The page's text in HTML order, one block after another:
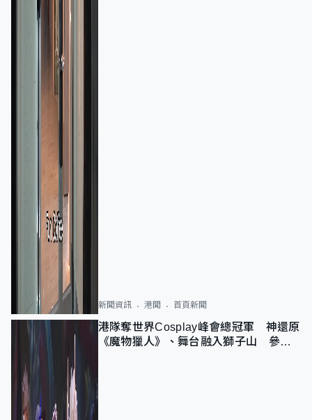
新聞資訊 港聞 首頁新聞
港隊奪世界Cosplay峰會總冠軍 神還原
《魔物獵人》、舞台融入獅子山 參賽